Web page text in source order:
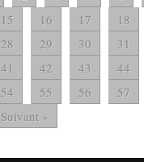
15 16 17
18
28 29 30
31
41 42 43
44
54 55 56
57
Suivant »